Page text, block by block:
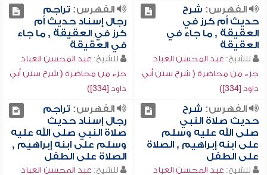
الفهرس: شرح
حديث أم كرز في
العقيقة , ما جاء في
العقيقة
للشيخ: عبد المحسن العباد
جزء من محاضرة ( شرح سنن أبي
داود [334])
الفهرس: تراجم
رجال إسناد حديث أم
كرز في العقيقة , ما جاء
في العقيقة
للشيخ: عبد المحسن العباد
جزء من محاضرة ( شرح سنن أبي
داود [334])
الفهرس: شرح
حديث صلاة النبي
صلى الله عليه وسلم
على ابنه إبراهيم , الصلاة
على الطفل
للشيخ: عبد المحسن العباد
الفهرس: تراجم
رجال إسناد حديث
صلاة النبي صلى الله عليه
وسلم على ابنه إبراهيم ,
الصلاة على الطفل
للشيخ: عبد المحسن العباد